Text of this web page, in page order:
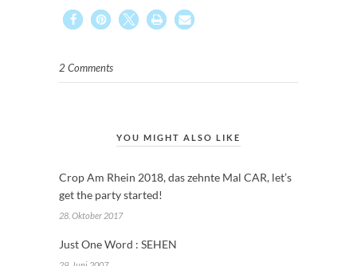
2 Comments
YOU MIGHT ALSO LIKE
Crop Am Rhein 2018, das zehnte Mal CAR, let’s
get the party started!
28. Oktober 2017
Just One Word : SEHEN